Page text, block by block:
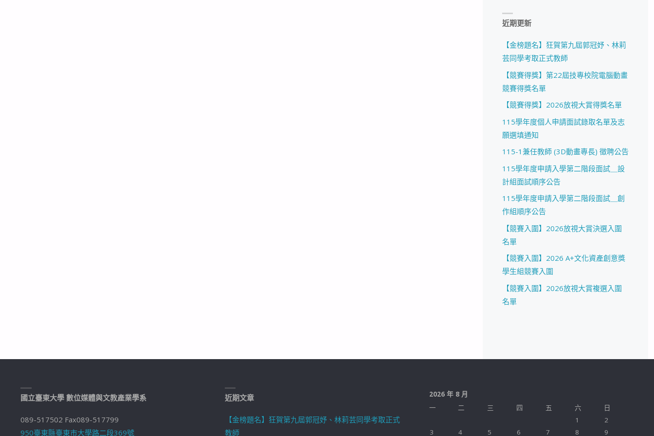
近期更新
【金榜題名】狂賀第九屆郭冠妤、林莉
芸同學考取正式教師
【競賽得獎】第22屆技專校院電腦動畫
競賽得獎名單
【競賽得獎】2026放視大賞得獎名單
115學年度個人申請面試錄取名單及志
願選填通知
115-1兼任教師 (3D動畫專長) 徵聘公告
115學年度申請入學第二階段面試＿設
計組面試順序公告
115學年度申請入學第二階段面試＿創
作組順序公告
【競賽入圍】2026放視大賞決選入圍
名單
【競賽入圍】2026 A+文化資產創意獎
學生組競賽入圍
【競賽入圍】2026放視大賞複選入圍
名單
國立臺東大學 數位媒體與文教產業學系
089-517502 Fax089-517799
950臺東縣臺東市大學路二段369號
近期文章
【金榜題名】狂賀第九屆郭冠妤、林莉芸同學考取正式
教師
2026 年 8 月
一
二 三 四 五 六
日
1
2
3
4 5 6 7 8 9